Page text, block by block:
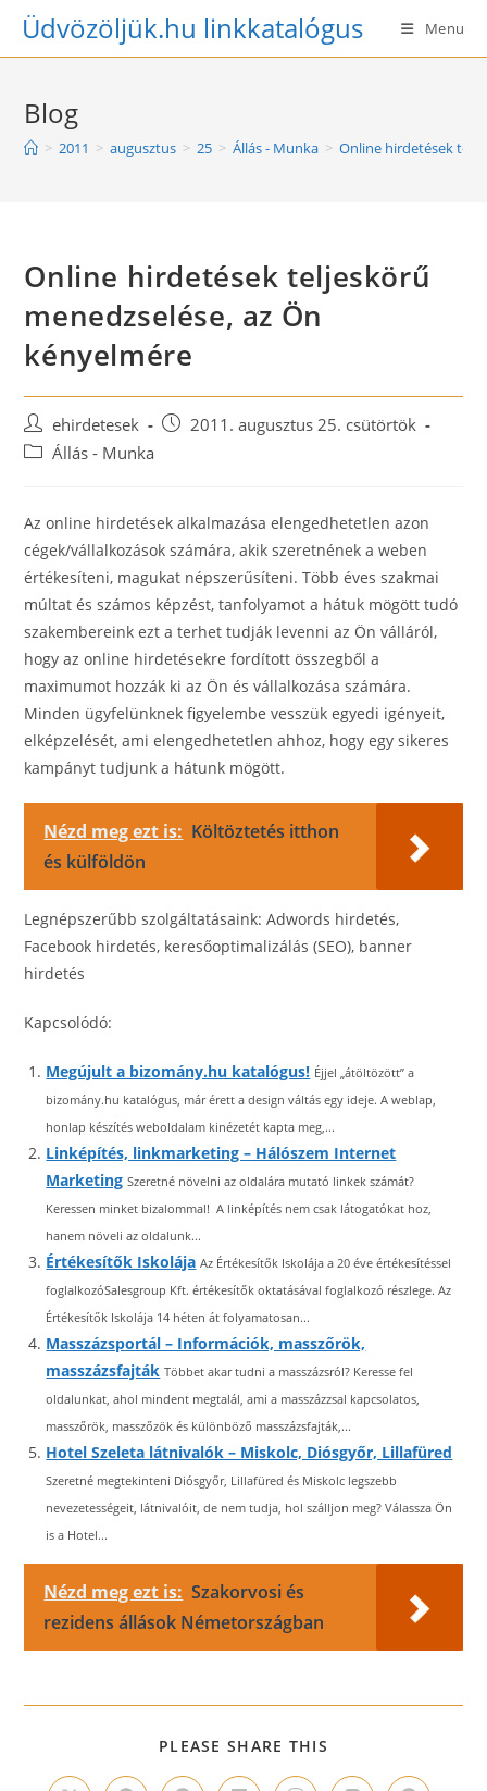
SkipÜdvözöljük.hu linkkatalógus Menu
Blog
> 2011 > augusztus > 25 > Állás - Munka > Online hirdetések
Online hirdetések teljeskörű
menedzselése, az Ön
kényelmére
Post
author:
ehirdetesek
Post2011. augusztus 25. csütörtök
PostÁllás - Munka
Az online hirdetések alkalmazása elengedhetetlen azon
cégek/vállalkozások számára, akik szeretnének a weben
értékesíteni, magukat népszerűsíteni. Több éves szakmai
múltat és számos képzést, tanfolyamot a hátuk mögött tudó
szakembereink ezt a terhet tudják levenni az Ön válláról,
hogy az online hirdetésekre fordított összegből a
maximumot hozzák ki az Ön és vállalkozása számára.
Minden ügyfelünknek figyelembe vesszük egyedi igényeit,
elképzelését, ami elengedhetetlen ahhoz, hogy egy sikeres
kampányt tudjunk a hátunk mögött.
Nézd meg ezt is: Költöztetés itthon
és külföldön
Legnépszerűbb szolgáltatásaink: Adwords hirdetés,
Facebook hirdetés, keresőoptimalizálás (SEO), banner
hirdetés
Kapcsolódó:
Megújult a bizomány.hu katalógus! Éjjel „átöltözött” a
bizomány.hu katalógus, már érett a design váltás egy ideje. A weblap,
honlap készítés weboldalam kinézetét kapta meg,...
Linképítés, linkmarketing – Hálószem Internet
Marketing Szeretné növelni az oldalára mutató linkek számát?
Keressen minket bizalommal! A linképítés nem csak látogatókat hoz,
hanem növeli az oldalunk...
Értékesítők Iskolája Az Értékesítők Iskolája a 20 éve értékesítéssel
foglalkozóSalesgroup Kft. értékesítők oktatásával foglalkozó részlege. Az
Értékesítők Iskolája 14 héten át folyamatosan...
Masszázsportál – Információk, masszőrök,
masszázsfajták Többet akar tudni a masszázsról? Keresse fel
oldalunkat, ahol mindent megtalál, ami a masszázzsal kapcsolatos,
masszőrök, masszőzök és különböző masszázsfajták,...
Hotel Szeleta látnivalók – Miskolc, Diósgyőr, Lillafüred
Szeretné megtekinteni Diósgyőr, Lillafüred és Miskolc legszebb
nevezetességeit, látnivalóit, de nem tudja, hol szálljon meg? Válassza Ön
is a Hotel...
Nézd meg ezt is: Szakorvosi és
rezidens állások Németországban
PLEASE SHARE THIS
CONTENT